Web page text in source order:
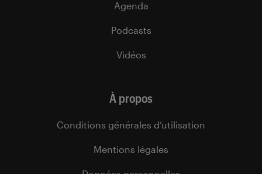
Agenda
Podcasts
Vidéos
À propos
Conditions générales d’utilisation
Mentions légales